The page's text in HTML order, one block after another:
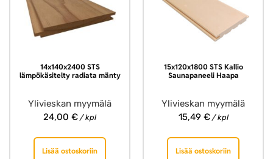
14x140x2400 STS
lämpökäsitelty radiata mänty
Ylivieskan myymälä
24,00 € / kpl
Lisää ostoskoriin
15x120x1800 STS Kallio
Saunapaneeli Haapa
Ylivieskan myymälä
15,49 €/ kpl
Lisää ostoskoriin